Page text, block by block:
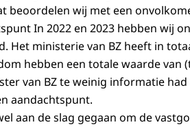
beoordelen wij met een
In 2022 en 2023 hebben wij
Het ministerie van BZ heeft in
hebben een totale waarde van
van BZ te weinig informatie
aandachtspunt.
aan de slag gegaan om de